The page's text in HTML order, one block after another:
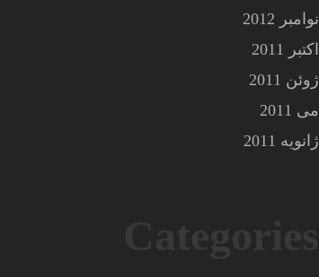
نوامبر 2012
اکتبر 2011
ژوئن 2011
می 2011
ژانویه 2011